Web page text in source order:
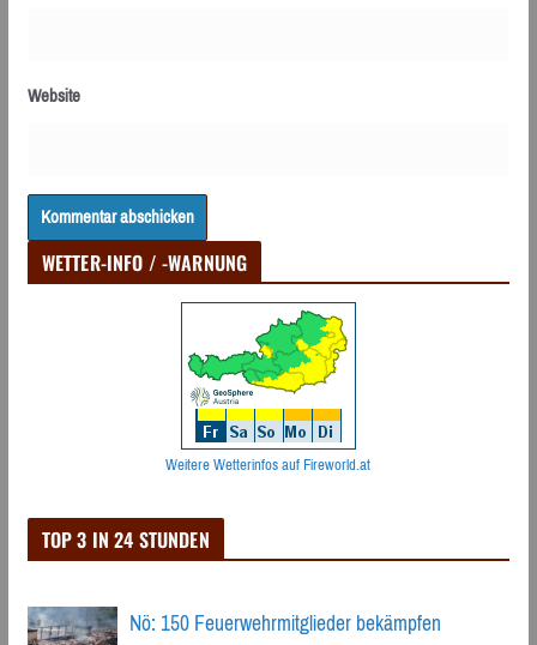
Website
WETTER-INFO / -WARNUNG
Weitere Wetterinfos auf Fireworld.at
TOP 3 IN 24 STUNDEN
Nö: 150 Feuerwehrmitglieder bekämpfen